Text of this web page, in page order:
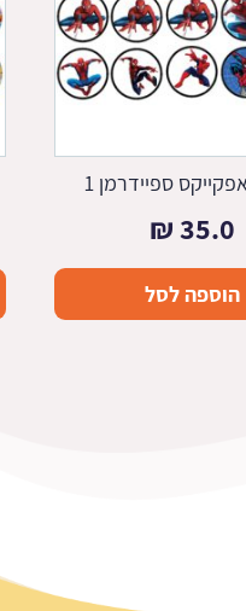
ספיידרמן 1
35.0
₪
הוספה לסל